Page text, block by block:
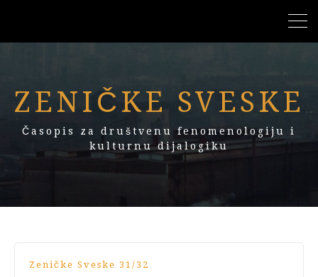
ZENIČKE SVESKE
Časopis za društvenu fenomenologiju i
kulturnu dijalogiku
Zeničke Sveske 31/32